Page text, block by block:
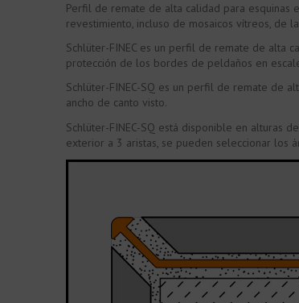
Perfil de remate de alta calidad para esquinas
revestimiento, incluso de mosaicos vítreos, de
Schlüter-FINEC es un perfil de remate de alta
protección de los bordes de peldaños en
Schlüter-FINEC-SQ es un perfil de remate de
ancho de canto visto.
Schlüter-FINEC-SQ está disponible en alturas
exterior a 3 aristas, se pueden seleccionar los